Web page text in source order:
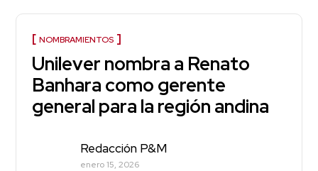
NOMBRAMIENTOS
Unilever nombra a Renato
Banhara como gerente
general para la región andina
Redacción P&M
enero 15, 2026